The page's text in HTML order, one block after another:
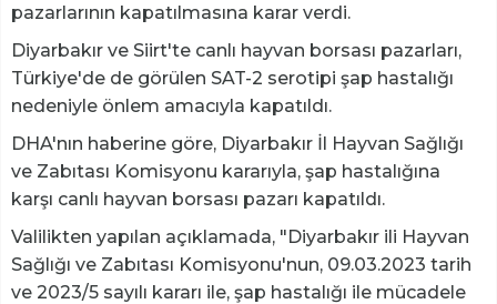
pazarlarının kapatılmasına karar verdi.
Diyarbakır ve Siirt'te canlı hayvan borsası pazarları,
Türkiye'de de görülen SAT-2 serotipi şap hastalığı
nedeniyle önlem amacıyla kapatıldı.
DHA'nın haberine göre, Diyarbakır İl Hayvan Sağlığı
ve Zabıtası Komisyonu kararıyla, şap hastalığına
karşı canlı hayvan borsası pazarı kapatıldı.
Valilikten yapılan açıklamada, "Diyarbakır ili Hayvan
Sağlığı ve Zabıtası Komisyonu'nun, 09.03.2023 tarih
ve 2023/5 sayılı kararı ile, şap hastalığı ile mücadele